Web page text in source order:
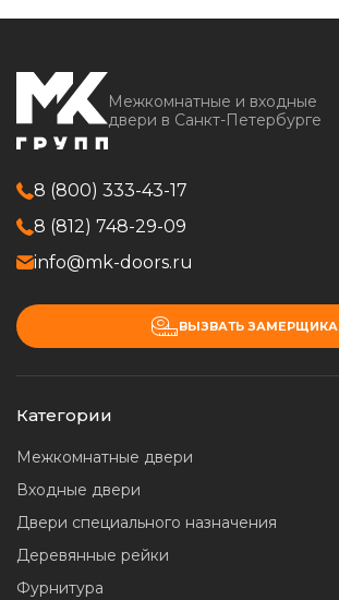
Межкомнатные и входные
двери в Санкт-Петербурге
8 (800) 333-43-17
8 (812) 748-29-09
info@mk-doors.ru
ВЫЗВАТЬ ЗАМЕРЩИКА
Категории
Межкомнатные двери
Входные двери
Двери специального назначения
Деревянные рейки
Фурнитура